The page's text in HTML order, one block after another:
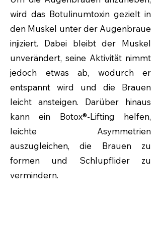
wird das Botulinumtoxin gezielt in
den Muskel unter der Augenbraue
injiziert. Dabei bleibt der Muskel
unverändert, seine Aktivität nimmt
jedoch etwas ab, wodurch er
entspannt wird und die Brauen
leicht ansteigen. Darüber hinaus
kann ein Botox®-Lifting helfen,
leichte Asymmetrien
auszugleichen, die Brauen zu
formen und Schlupflider zu
vermindern.